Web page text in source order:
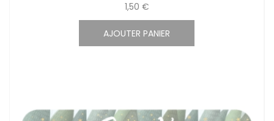
1,50 €
AJOUTER PANIER